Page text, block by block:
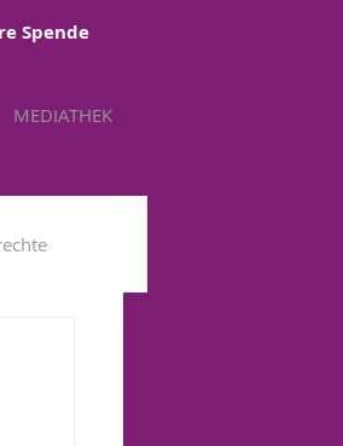
Spende
MEDIATHEK